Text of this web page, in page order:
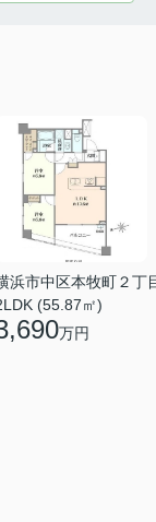
浜市中区本牧町２丁
(55.87㎡)
万円